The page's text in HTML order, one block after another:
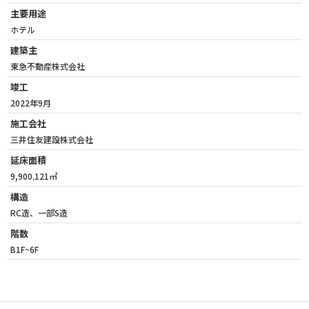
主要用途
ホテル
建築主
東急不動産株式会社
竣工
2022年9月
施工会社
三井住友建設株式会社
延床面積
9,900.121㎡
構造
RC造、一部S造
階数
B1F~6F